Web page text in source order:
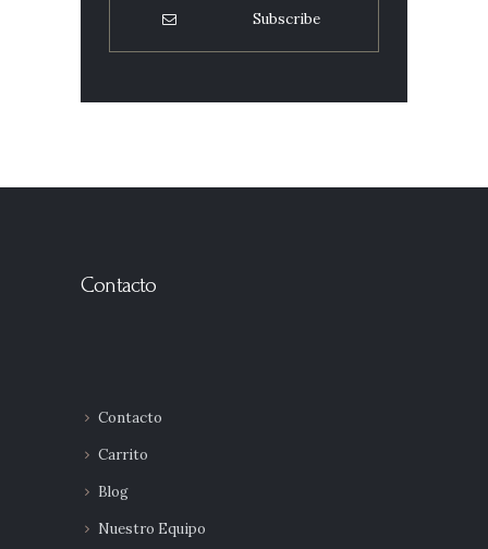
Contacto
Contacto
Carrito
Blog
Nuestro Equipo